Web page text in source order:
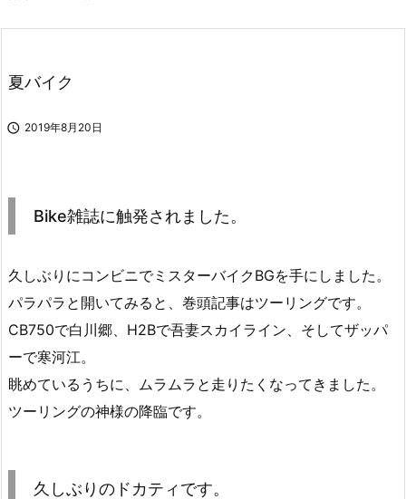
夏バイク
 2019年8月20日
Bike雑誌に触発されました。
久しぶりにコンビニでミスターバイクBGを手にしました。
パラパラと開いてみると、巻頭記事はツーリングです。
CB750で白川郷、H2Bで吾妻スカイライン、そしてザッパ
ーで寒河江。
眺めているうちに、ムラムラと走りたくなってきました。
ツーリングの神様の降臨です。
久しぶりのドカティです。